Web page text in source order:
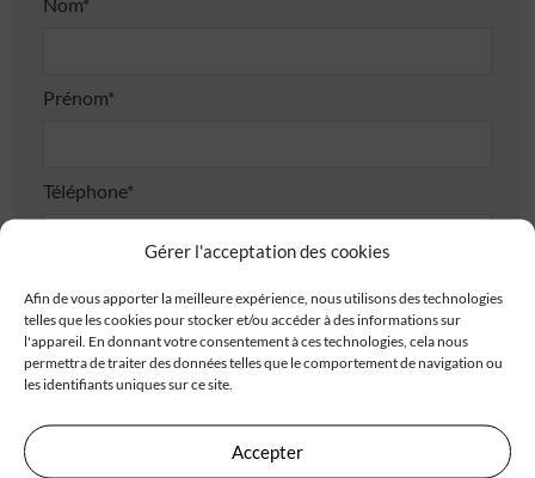
Gérer l'acceptation des cookies
Afin de vous apporter la meilleure expérience, nous utilisons des technologies
telles que les cookies pour stocker et/ou accéder à des informations sur
l'appareil. En donnant votre consentement à ces technologies, cela nous
permettra de traiter des données telles que le comportement de navigation ou
les identifiants uniques sur ce site.
Accepter
Prénom*
Téléphone*
Adresse